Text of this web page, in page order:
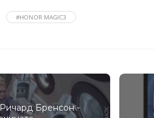
#HONOR MAGIC3
Бренсон -